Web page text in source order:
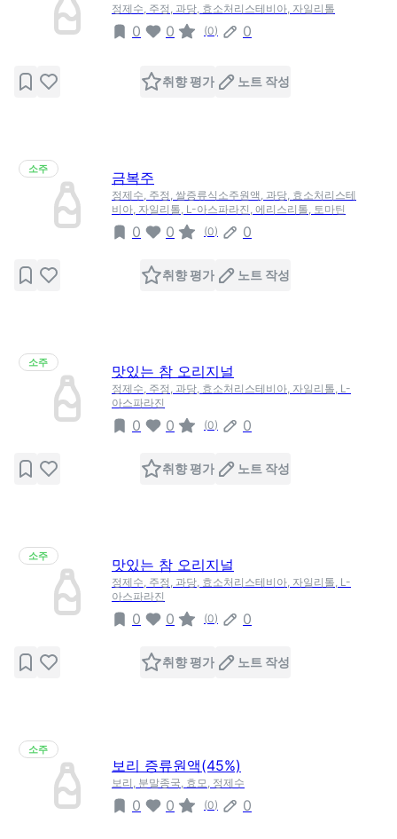
정제수, 주정, 과당, 효소처리스테비아, 자일리톨
0 0 (0) 0
취향 평가 노트 작성
소주
금복주
정제수, 주정, 쌀증류식소주원액, 과당, 효소처리스테
비아, 자일리톨, L-아스파라진, 에리스리톨, 토마틴
0 0 (0) 0
취향 평가 노트 작성
소주
맛있는 참 오리지널
정제수, 주정, 과당, 효소처리스테비아, 자일리톨, L-
아스파라진
0 0 (0) 0
취향 평가 노트 작성
소주
맛있는 참 오리지널
정제수, 주정, 과당, 효소처리스테비아, 자일리톨, L-
아스파라진
0 0 (0) 0
취향 평가 노트 작성
소주
보리 증류원액(45%)
보리, 분말종국, 효모, 정제수
0 0 (0) 0